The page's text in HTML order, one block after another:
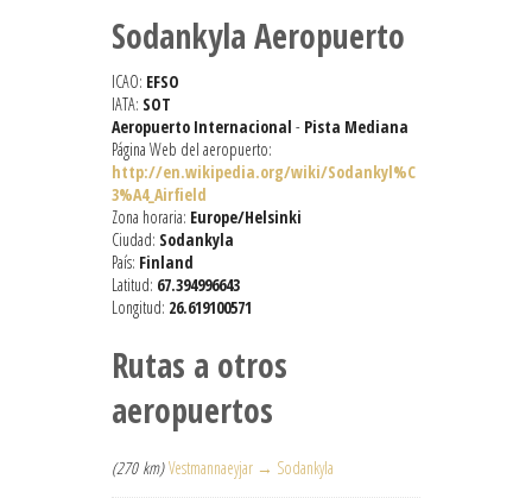
Sodankyla Aeropuerto
ICAO: EFSO
IATA: SOT
Aeropuerto Internacional - Pista Mediana
Página Web del aeropuerto:
http://en.wikipedia.org/wiki/Sodankyl%C
3%A4_Airfield
Zona horaria: Europe/Helsinki
Ciudad: Sodankyla
País: Finland
Latitud: 67.394996643
Longitud: 26.619100571
Rutas a otros
aeropuertos
(270 km) Vestmannaeyjar → Sodankyla